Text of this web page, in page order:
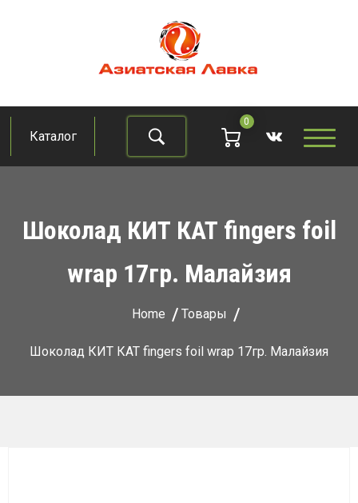
Азиатская лавка
Продукты из восточно-азиатских стран
Каталог
0
Шоколад КИТ КАТ fingers foil
wrap 17гр. Малайзия
Home Товары
Шоколад КИТ КАТ fingers foil wrap 17гр. Малайзия